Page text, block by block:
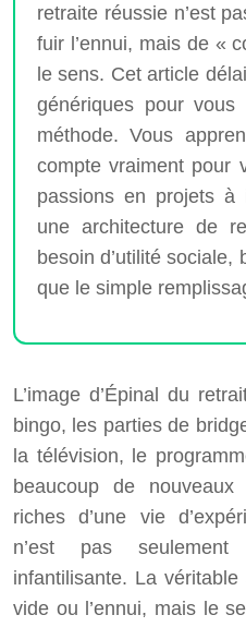
retraite réussie n’est
fuir l’ennui, mais de «
le sens. Cet article
génériques pour vous
méthode. Vous
compte vraiment pour
passions en projets à
une architecture de
besoin d’utilité
que le simple
L’image d’Épinal du
bingo, les parties de
la télévision, le
beaucoup de
riches d’une vie
n’est pas
infantilisante. La
vide ou l’ennui, mais le